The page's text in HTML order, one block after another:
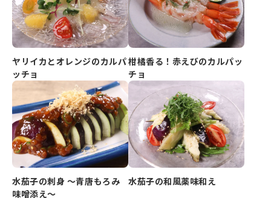
ヤリイカとオレンジのカルパ
ッチョ
柑橘香る！赤えびのカルパッ
チョ
水茄子の刺身 ～青唐もろみ
味噌添え～
水茄子の和風薬味和え